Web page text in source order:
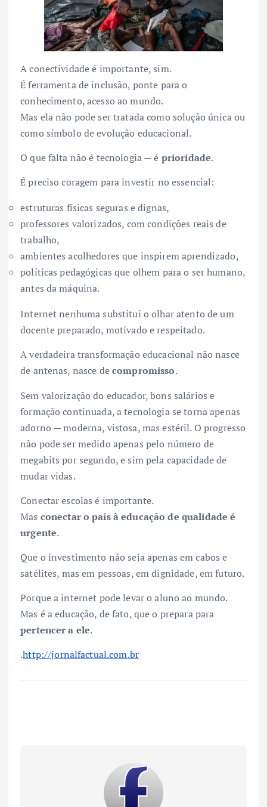
A conectividade é importante, sim.
É ferramenta de inclusão, ponte para o
conhecimento, acesso ao mundo.
Mas ela não pode ser tratada como solução única ou
como símbolo de evolução educacional.
O que falta não é tecnologia — é prioridade.
É preciso coragem para investir no essencial:
estruturas físicas seguras e dignas,
professores valorizados, com condições reais de
trabalho,
ambientes acolhedores que inspirem aprendizado,
políticas pedagógicas que olhem para o ser humano,
antes da máquina.
Internet nenhuma substitui o olhar atento de um
docente preparado, motivado e respeitado.
A verdadeira transformação educacional não nasce
de antenas, nasce decompromisso.
Sem valorização do educador, bons salários e
formação continuada, a tecnologia se torna apenas
adorno — moderna, vistosa, mas estéril. O progresso
não pode ser medido apenas pelo número de
megabits por segundo, e sim pela capacidade de
mudar vidas.
Conectar escolas é importante.
Mas conectar o país à educação de qualidade é
urgente.
Que o investimento não seja apenas em cabos e
satélites, mas em pessoas, em dignidade, em futuro.
Porque a internet pode levar o aluno ao mundo.
Mas é a educação, de fato, que o prepara para
pertencer a ele.
.http://jornalfactual.com.br